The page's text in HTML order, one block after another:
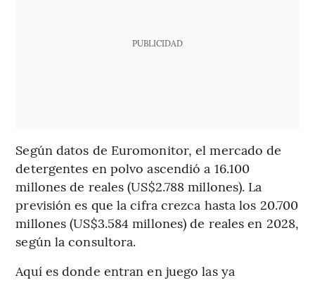
PUBLICIDAD
Según datos de Euromonitor, el mercado de
detergentes en polvo ascendió a 16.100
millones de reales (US$2.788 millones). La
previsión es que la cifra crezca hasta los 20.700
millones (US$3.584 millones) de reales en 2028,
según la consultora.
Aquí es donde entran en juego las ya